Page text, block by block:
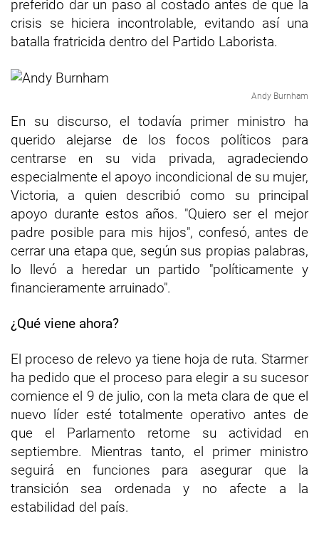
preferido dar un paso al costado antes de que la
crisis se hiciera incontrolable, evitando así una
batalla fratricida dentro del Partido Laborista.
Andy Burnham
En su discurso, el todavía primer ministro ha
querido alejarse de los focos políticos para
centrarse en su vida privada, agradeciendo
especialmente el apoyo incondicional de su mujer,
Victoria, a quien describió como su principal
apoyo durante estos años. "Quiero ser el mejor
padre posible para mis hijos", confesó, antes de
cerrar una etapa que, según sus propias palabras,
lo llevó a heredar un partido "políticamente y
financieramente arruinado".
¿Qué viene ahora?
El proceso de relevo ya tiene hoja de ruta. Starmer
ha pedido que el proceso para elegir a su sucesor
comience el 9 de julio, con la meta clara de que el
nuevo líder esté totalmente operativo antes de
que el Parlamento retome su actividad en
septiembre. Mientras tanto, el primer ministro
seguirá en funciones para asegurar que la
transición sea ordenada y no afecte a la
estabilidad del país.